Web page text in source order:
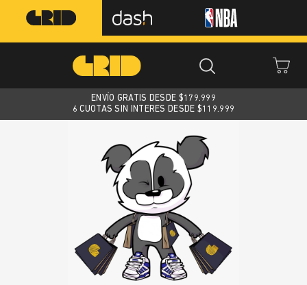
ENVÍO GRATIS DESDE $179.999
6 CUOTAS SIN INTERES DESDE $119.999